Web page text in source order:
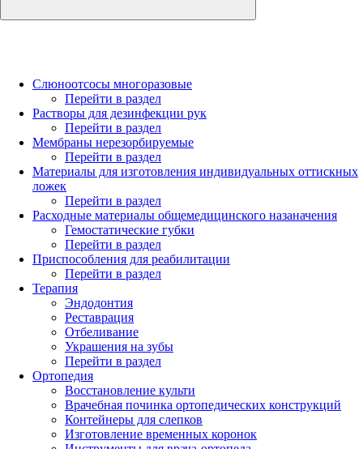
Слюноотсосы многоразовые
Перейти в раздел
Растворы для дезинфекции рук
Перейти в раздел
Мембраны нерезорбируемые
Перейти в раздел
Материалы для изготовления индивидуальных оттискных
ложек
Перейти в раздел
Расходные материалы общемедицинского назаначения
Гемостатические губки
Перейти в раздел
Приспособления для реабилитации
Перейти в раздел
Терапия
Эндодонтия
Реставрация
Отбеливание
Украшения на зубы
Перейти в раздел
Ортопедия
Восстановление культи
Врачебная починка ортопедических конструкций
Контейнеры для слепков
Изготовление временных коронок